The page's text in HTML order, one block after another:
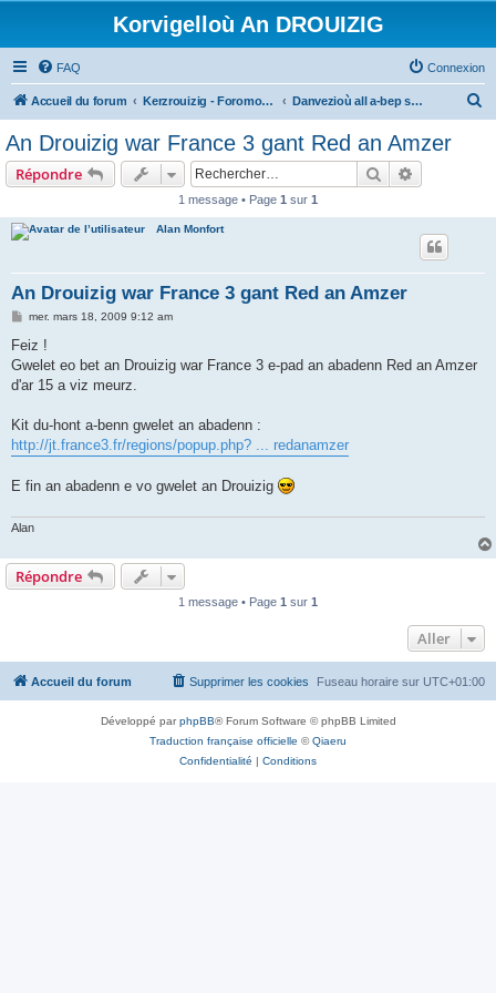
Korvigelloù An DROUIZIG
FAQ Connexion
Accueil du forum Kerzrouizig - Foromoù An Drouizig Danvezioù all a-bep seurt
An Drouizig war France 3 gant Red an Amzer
Répondre Rechercher
1 message • Page 1 sur 1
Alan Monfort
An Drouizig war France 3 gant Red an Amzer
M
s
a
g
mer. mars 18, 2009 9:12 am
Feiz !
Gwelet eo bet an Drouizig war France 3 e-pad an abadenn Red an Amzer
d'ar 15 a viz meurz.
Kit du-hont a-benn gwelet an abadenn :
http://jt.france3.fr/regions/popup.php? ... redanamzer
E fin an abadenn e vo gwelet an Drouizig
Alan
Répondre
1 message • Page 1 sur 1
Aller
Accueil du forum Fuseau horaire sur UTC+01:00
Supprimer les cookies
Développé parphpBB® Forum Software © phpBB Limited
Traduction française officielle ©Qiaeru
Confidentialité | Conditions